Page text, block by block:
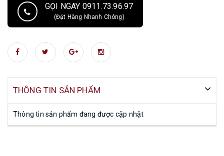
GỌI NGAY 0911.73.96.97
(Đặt Hàng Nhanh Chóng)
THÔNG TIN SẢN PHẨM
Thông tin sản phẩm đang được cập nhật